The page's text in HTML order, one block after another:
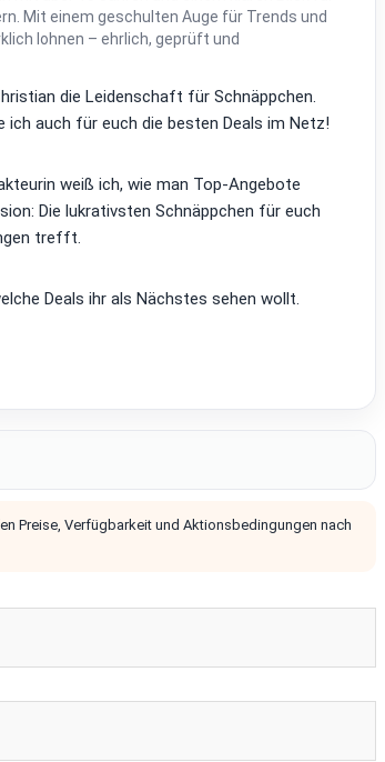
Mit einem geschulten Auge für Trends und
lohnen – ehrlich, geprüft und
die Leidenschaft für Schnäppchen.
auch für euch die besten Deals im Netz!
weiß ich, wie man Top-Angebote
Die lukrativsten Schnäppchen für euch
trefft.
Deals ihr als Nächstes sehen wollt.
Preise, Verfügbarkeit und Aktionsbedingungen nach